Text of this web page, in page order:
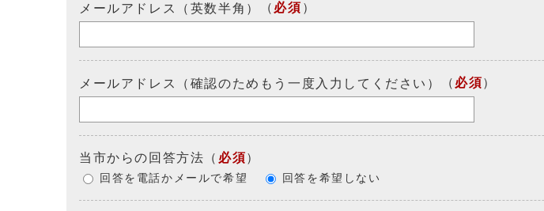
メールアドレス（英数半角） （ 必須 ）
メールアドレス（確認のためもう一度入力してください） （ 必須）
当市からの回答方法 （ 必須）
回答を電話かメールで希望 回答を希望しない